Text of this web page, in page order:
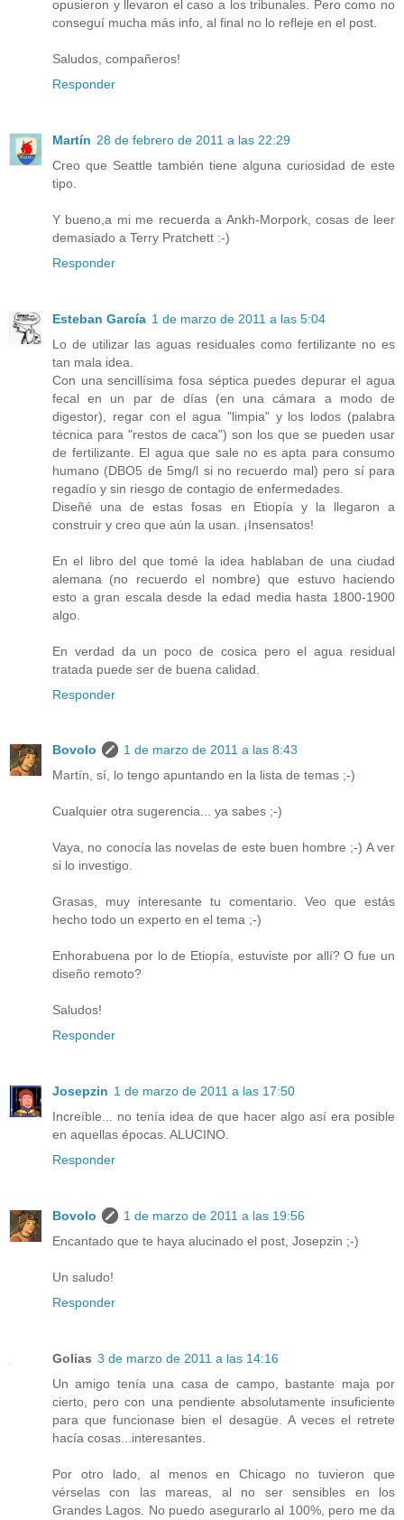
opusieron y llevaron el caso a los tribunales. Pero como no
conseguí mucha más info, al final no lo refleje en el post.
Saludos, compañeros!
Responder
Martín 28 de febrero de 2011 a las 22:29
Creo que Seattle también tiene alguna curiosidad de este
tipo.
Y bueno,a mi me recuerda a Ankh-Morpork, cosas de leer
demasiado a Terry Pratchett :-)
Responder
Esteban García 1 de marzo de 2011 a las 5:04
Lo de utilizar las aguas residuales como fertilizante no es
tan mala idea.
Con una sencillísima fosa séptica puedes depurar el agua
fecal en un par de días (en una cámara a modo de
digestor), regar con el agua "limpia" y los lodos (palabra
técnica para "restos de caca") son los que se pueden usar
de fertilizante. El agua que sale no es apta para consumo
humano (DBO5 de 5mg/l si no recuerdo mal) pero sí para
regadío y sin riesgo de contagio de enfermedades.
Diseñé una de estas fosas en Etiopía y la llegaron a
construir y creo que aún la usan. ¡Insensatos!
En el libro del que tomé la idea hablaban de una ciudad
alemana (no recuerdo el nombre) que estuvo haciendo
esto a gran escala desde la edad media hasta 1800-1900
algo.
En verdad da un poco de cosica pero el agua residual
tratada puede ser de buena calidad.
Responder
Bovolo
1 de marzo de 2011 a las 8:43
Martín, sí, lo tengo apuntando en la lista de temas ;-)
Cualquier otra sugerencia... ya sabes ;-)
Vaya, no conocía las novelas de este buen hombre ;-) A ver
si lo investigo.
Grasas, muy interesante tu comentario. Veo que estás
hecho todo un experto en el tema ;-)
Enhorabuena por lo de Etiopía, estuviste por allí? O fue un
diseño remoto?
Saludos!
Responder
Josepzin 1 de marzo de 2011 a las 17:50
Increíble... no tenía idea de que hacer algo así era posible
en aquellas épocas. ALUCINO.
Responder
Bovolo
1 de marzo de 2011 a las 19:56
Encantado que te haya alucinado el post, Josepzin ;-)
Un saludo!
Responder
Golias 3 de marzo de 2011 a las 14:16
Un amigo tenía una casa de campo, bastante maja por
cierto, pero con una pendiente absolutamente insuficiente
para que funcionase bien el desagüe. A veces el retrete
hacía cosas...interesantes.
Por otro lado, al menos en Chicago no tuvieron que
vérselas con las mareas, al no ser sensibles en los
Grandes Lagos. No puedo asegurarlo al 100%, pero me da